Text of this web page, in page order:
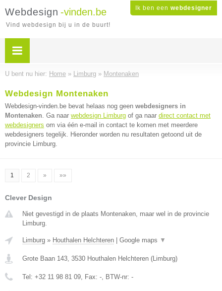
Ik ben een webdesigner
Webdesign -vinden.be
Vind webdesign bij u in de buurt!
U bent nu hier: Home » Limburg » Montenaken
Webdesign Montenaken
Webdesign-vinden.be bevat helaas nog geen webdesigners in
Montenaken. Ga naar webdesign Limburg of ga naar direct contact met
webdesigners om via één e-mail in contact te komen met meerdere
webdesigners tegelijk. Hieronder worden nu resultaten getoond uit de
provincie Limburg.
1 2 » »»
Clever Design
Niet gevestigd in de plaats Montenaken, maar wel in de provincie
Limburg.
Limburg » Houthalen Helchteren Google maps ▼
Grote Baan 143, 3530 Houthalen Helchteren (Limburg)
Tel: +32 11 98 81 09, Fax: -, BTW-nr: -